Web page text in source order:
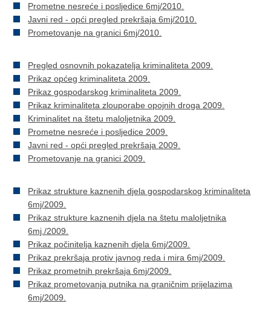
Prometne nesreće i posljedice 6mj/2010.
Javni red - opći pregled prekršaja 6mj/2010.
Prometovanje na granici 6mj/2010.
Pregled osnovnih pokazatelja kriminaliteta 2009.
Prikaz općeg kriminaliteta 2009.
Prikaz gospodarskog kriminaliteta 2009.
Prikaz kriminaliteta zlouporabe opojnih droga 2009.
Kriminalitet na štetu maloljetnika 2009.
Prometne nesreće i posljedice 2009.
Javni red - opći pregled prekršaja 2009.
Prometovanje na granici 2009.
Prikaz strukture kaznenih djela gospodarskog kriminaliteta
6mj/2009.
Prikaz strukture kaznenih djela na štetu maloljetnika
6mj./2009.
Prikaz počinitelja kaznenih djela 6mj/2009.
Prikaz prekršaja protiv javnog reda i mira 6mj/2009.
Prikaz prometnih prekršaja 6mj/2009.
Prikaz prometovanja putnika na graničnim prijelazima
6mj/2009.